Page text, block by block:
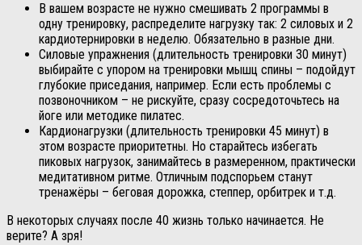
В вашем возрасте не нужно смешивать 2 программы в
одну тренировку, распределите нагрузку так: 2 силовых и 2
кардиотернировки в неделю. Обязательно в разные дни.
Силовые упражнения (длительность тренировки 30 минут)
выбирайте с упором на тренировки мышц спины – подойдут
глубокие приседания, например. Если есть проблемы с
позвоночником – не рискуйте, сразу сосредоточьтесь на
йоге или методике пилатес.
Кардионагрузки (длительность тренировки 45 минут) в
этом возрасте приоритетны. Но старайтесь избегать
пиковых нагрузок, занимайтесь в размеренном, практически
медитативном ритме. Отличным подспорьем станут
тренажёры – беговая дорожка, степпер, орбитрек и т.д.
В некоторых случаях после 40 жизнь только начинается. Не
верите? А зря!